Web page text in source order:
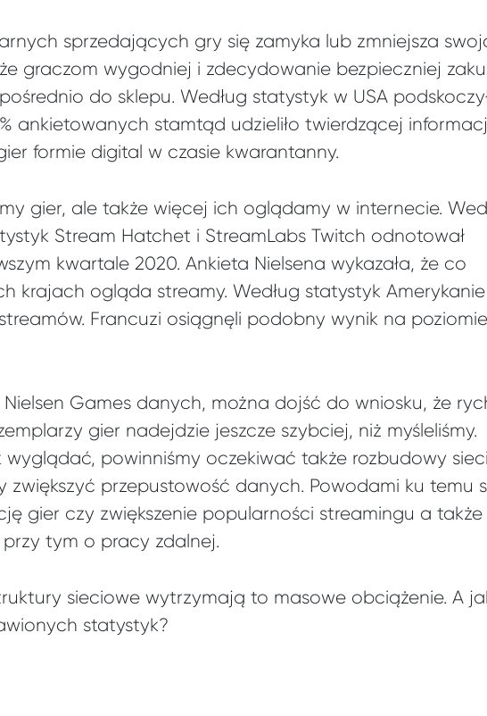
sprzedających gry się zamyka lub zmniejsza
graczom wygodniej i zdecydowanie bezpieczniej
do sklepu. Według statystyk w USA
ankietowanych stamtąd udzieliło twierdzącej
formie digital w czasie kwarantanny.
gier, ale także więcej ich oglądamy w internecie.
Stream Hatchet i StreamLabs Twitch odnotował
kwartale 2020. Ankieta Nielsena wykazała, że co
krajach ogląda streamy. Według statystyk Amerykanie
Francuzi osiągnęli podobny wynik na poziomie
Games danych, można dojść do wniosku, że
gier nadejdzie jeszcze szybciej, niż myśleliśmy.
powinniśmy oczekiwać także rozbudowy sieci
zwiększyć przepustowość danych. Powodami ku temu
gier czy zwiększenie popularności streamingu a także
tym o pracy zdalnej.
sieciowe wytrzymają to masowe obciążenie. A
statystyk?